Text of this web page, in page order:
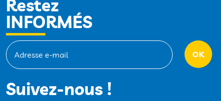
Restez
INFORMÉS
Suivez-nous !